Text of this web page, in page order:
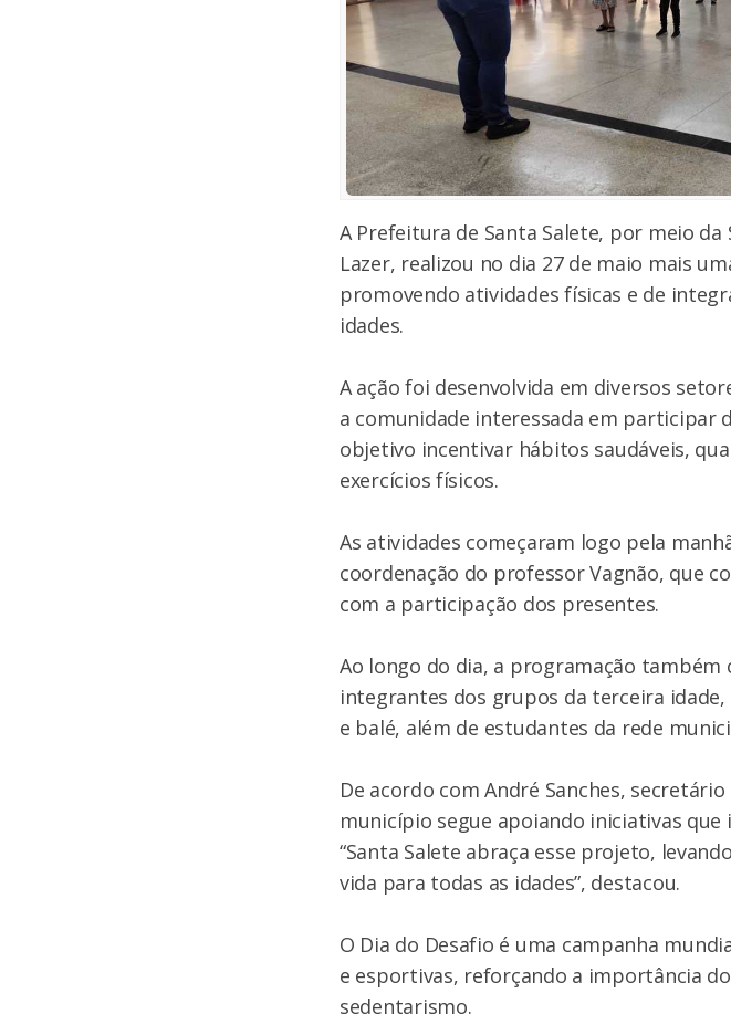
A Prefeitura de Santa Salete, por meio
Lazer, realizou no dia 27 de maio mais
promovendo atividades físicas e de
idades.
A ação foi desenvolvida em diversos
a comunidade interessada em participar
objetivo incentivar hábitos saudáveis,
exercícios físicos.
As atividades começaram logo pela
coordenação do professor Vagnão, que
com a participação dos presentes.
Ao longo do dia, a programação
integrantes dos grupos da terceira
e balé, além de estudantes da rede
De acordo com André Sanches,
município segue apoiando iniciativas
“Santa Salete abraça esse projeto,
vida para todas as idades”, destacou.
O Dia do Desafio é uma campanha
e esportivas, reforçando a importância
sedentarismo.